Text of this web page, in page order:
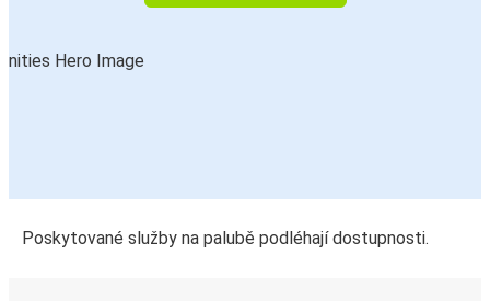
Poskytované služby na palubě podléhají dostupnosti.